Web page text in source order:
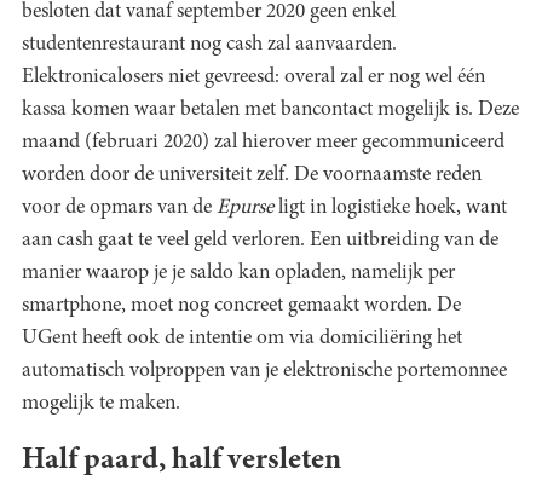
besloten dat vanaf september 2020 geen enkel
studentenrestaurant nog cash zal aanvaarden.
Elektronicalosers niet gevreesd: overal zal er nog wel één
kassa komen waar betalen met bancontact mogelijk is. Deze
maand (februari 2020) zal hierover meer gecommuniceerd
worden door de universiteit zelf. De voornaamste reden
voor de opmars van de Epurseligt in logistieke hoek, want
aan cash gaat te veel geld verloren. Een uitbreiding van de
manier waarop je je saldo kan opladen, namelijk per
smartphone, moet nog concreet gemaakt worden. De
UGent heeft ook de intentie om via domiciliëring het
automatisch volproppen van je elektronische portemonnee
mogelijk te maken.
Half paard, half versleten